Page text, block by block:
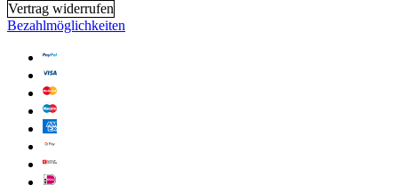
Vertrag widerrufen
Bezahlmöglichkeiten